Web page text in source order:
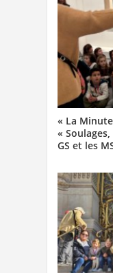
« La
«
GS et les